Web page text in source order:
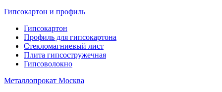
Гипсокартон и профиль
Гипсокартон
Профиль для гипсокартона
Стекломагниевый лист
Плита гипсостружечная
Гипсоволокно
Металлопрокат Москва